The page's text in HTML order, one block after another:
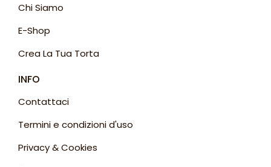
Chi Siamo
E-Shop
Crea La Tua Torta
INFO
Contattaci
Termini e condizioni d'uso
Privacy & Cookies